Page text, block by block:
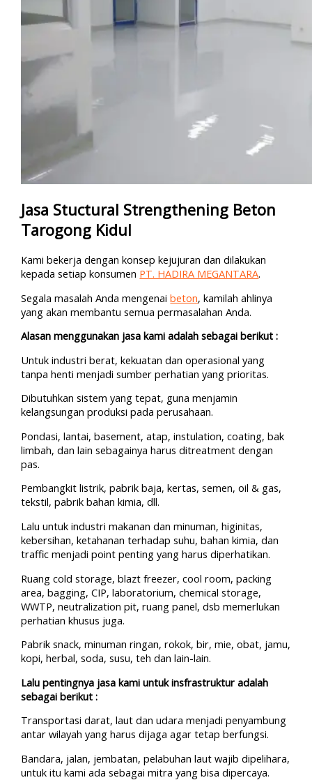
Jasa Stuctural Strengthening Beton
Tarogong Kidul
Kami bekerja dengan konsep kejujuran dan dilakukan
kepada setiap konsumen PT. HADIRA MEGANTARA.
Segala masalah Anda mengenaibeton, kamilah ahlinya
yang akan membantu semua permasalahan Anda.
Alasan menggunakan jasa kami adalah sebagai berikut :
Untuk industri berat, kekuatan dan operasional yang
tanpa henti menjadi sumber perhatian yang prioritas.
Dibutuhkan sistem yang tepat, guna menjamin
kelangsungan produksi pada perusahaan.
Pondasi, lantai, basement, atap, instulation, coating, bak
limbah, dan lain sebagainya harus ditreatment dengan
pas.
Pembangkit listrik, pabrik baja, kertas, semen, oil & gas,
tekstil, pabrik bahan kimia, dll.
Lalu untuk industri makanan dan minuman, higinitas,
kebersihan, ketahanan terhadap suhu, bahan kimia, dan
traffic menjadi point penting yang harus diperhatikan.
Ruang cold storage, blazt freezer, cool room, packing
area, bagging, CIP, laboratorium, chemical storage,
WWTP, neutralization pit, ruang panel, dsb memerlukan
perhatian khusus juga.
Pabrik snack, minuman ringan, rokok, bir, mie, obat, jamu,
kopi, herbal, soda, susu, teh dan lain-lain.
Lalu pentingnya jasa kami untuk insfrastruktur adalah
sebagai berikut :
Transportasi darat, laut dan udara menjadi penyambung
antar wilayah yang harus dijaga agar tetap berfungsi.
Bandara, jalan, jembatan, pelabuhan laut wajib dipelihara,
untuk itu kami ada sebagai mitra yang bisa dipercaya.